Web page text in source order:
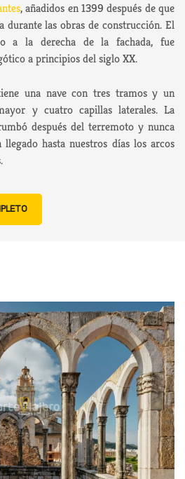
, añadidos en 1399 después de que
durante las obras de construcción. El
a la derecha de la fachada, fue
a principios del siglo XX.
una nave con tres tramos y un
y cuatro capillas laterales. La
después del terremoto y nunca
hasta nuestros días los arcos